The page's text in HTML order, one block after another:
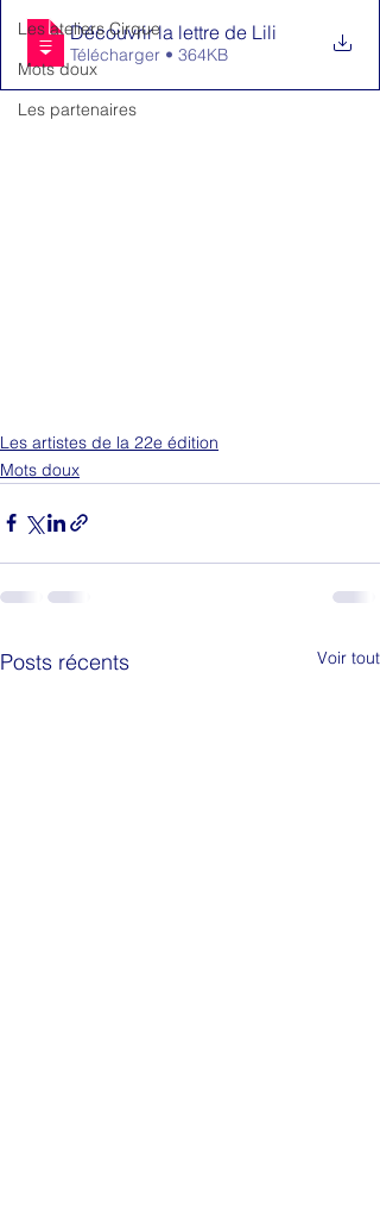
Les ateliers Cirque
Mots doux
Les partenaires
Découvrir la lettre de Lili
Télécharger • 364KB
Les artistes de la 22e édition
Mots doux
Posts récents Voir tout